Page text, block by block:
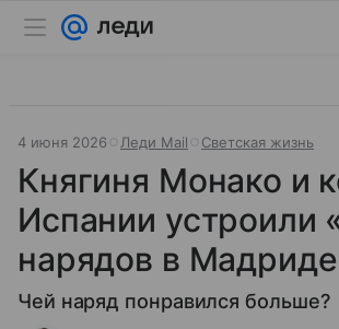
4 июня 2026 Леди Mail Светская жизнь
Княгиня Монако и
Испании устроили
нарядов в Мадриде
Чей наряд понравился больше?